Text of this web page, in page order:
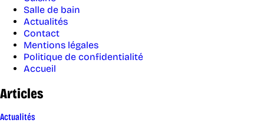
Salle de bain
Actualités
Contact
Mentions légales
Politique de confidentialité
Accueil
Articles
Actualités